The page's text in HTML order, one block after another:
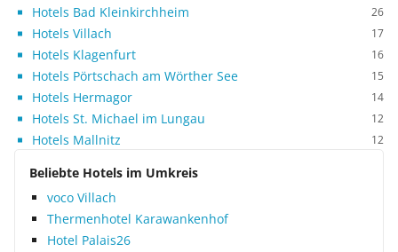
Hotels Bad Kleinkirchheim 26
Hotels Villach 17
Hotels Klagenfurt 16
Hotels Pörtschach am Wörther See 15
Hotels Hermagor 14
Hotels St. Michael im Lungau 12
Hotels Mallnitz 12
Beliebte Hotels im Umkreis
voco Villach
Thermenhotel Karawankenhof
Hotel Palais26